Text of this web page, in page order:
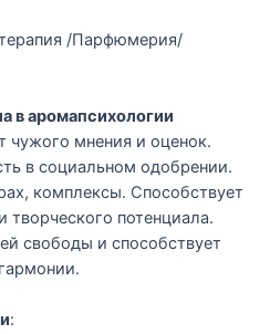
/Парфюмерия/
в аромапсихологии
чужого мнения и оценок.
в социальном одобрении.
комплексы. Способствует
потенциала.
свободы и способствует
: